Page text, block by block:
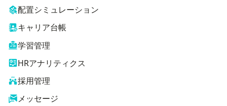
配置シミュレーション
キャリア台帳
学習管理
HRアナリティクス
採用管理
メッセージ